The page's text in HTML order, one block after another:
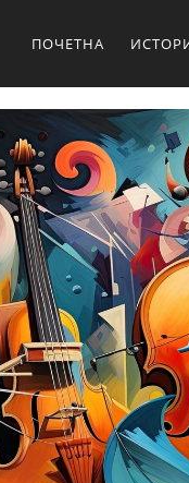
ПОЧЕТНА